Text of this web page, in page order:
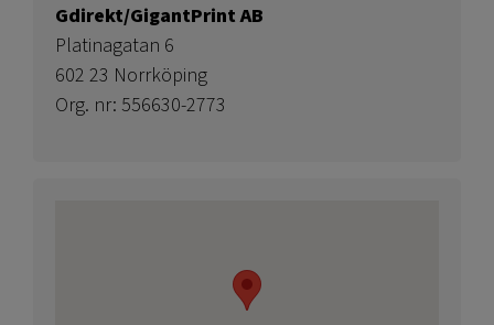
Gdirekt/GigantPrint AB
Platinagatan 6
602 23 Norrköping
Org. nr: 556630-2773